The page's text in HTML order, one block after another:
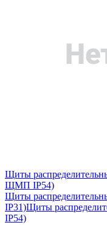
Щиты
ЩМП IP54)
Щиты
IP31)Щиты
IP54)